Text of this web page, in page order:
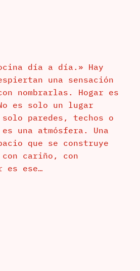
día a día.» Hay
una sensación
nombrarlas. Hogar es
es solo un lugar
paredes, techos o
una atmósfera. Una
que se construye
cariño, con
es ese…